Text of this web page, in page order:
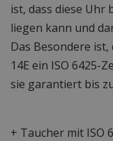
ist, dass diese Uhr
liegen kann und
Das Besondere
14E ein ISO 6425-
sie garantiert bis
+ Taucher mit ISO